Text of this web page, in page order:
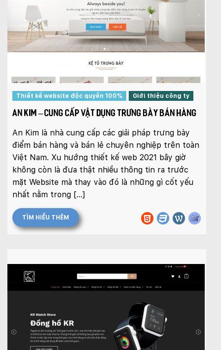
Thiết kế website độc quyền 100% Giới thiệu công ty
AN KIM – CUNG CẤP VẬT DỤNG TRƯNG BÀY BÁN HÀNG
An Kim là nhà cung cấp các giải pháp trưng bày
điểm bán hàng và bán lẻ chuyên nghiệp trên toàn
Việt Nam. Xu hướng thiết kế web 2021 bây giờ
không còn là đưa thật nhiều thông tin ra trước
mặt Website mà thay vào đó là những gì cốt yếu
nhất nằm trong […]
TÌM HIỂU THÊM